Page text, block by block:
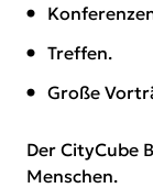
Treffen.
Große
Der CityCube
Menschen.